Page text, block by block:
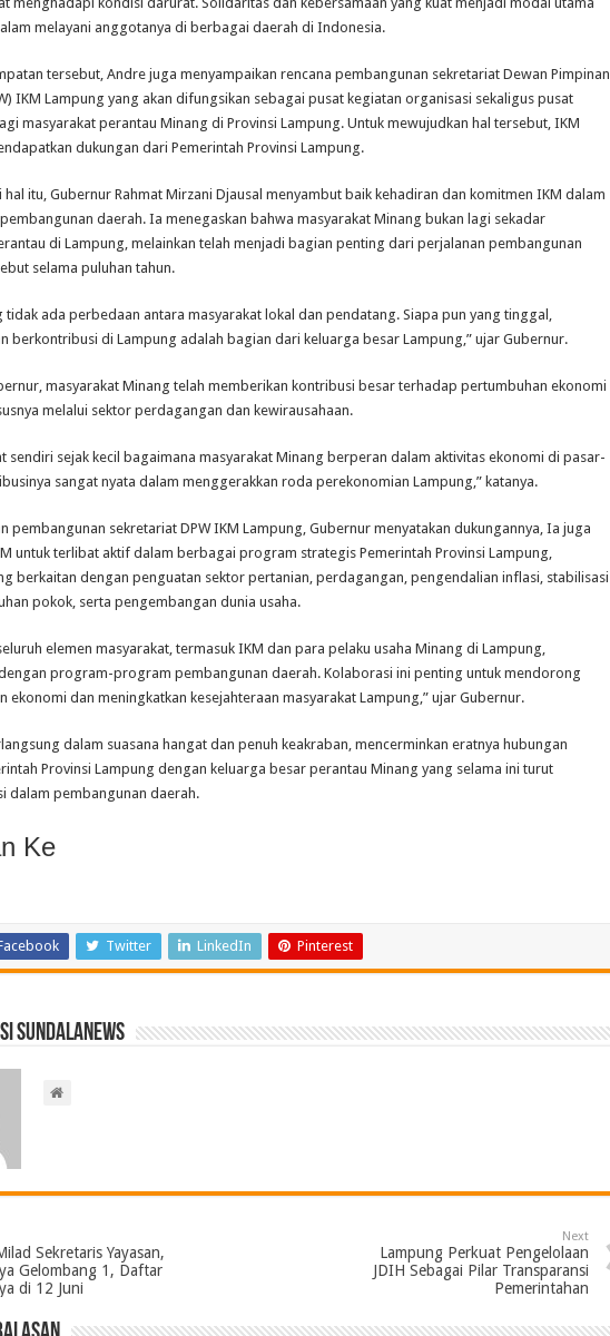
melayani anggotanya di berbagai daerah di Indonesia.
tersebut, Andre juga menyampaikan rencana pembangunan sekretariat Dewan Pimpinan
IKM Lampung yang akan difungsikan sebagai pusat kegiatan organisasi sekaligus pusat
masyarakat perantau Minang di Provinsi Lampung. Untuk mewujudkan hal tersebut, IKM
dukungan dari Pemerintah Provinsi Lampung.
itu, Gubernur Rahmat Mirzani Djausal menyambut baik kehadiran dan komitmen IKM dalam
daerah. Ia menegaskan bahwa masyarakat Minang bukan lagi sekadar
di Lampung, melainkan telah menjadi bagian penting dari perjalanan pembangunan
selama puluhan tahun.
tidak ada perbedaan antara masyarakat lokal dan pendatang. Siapa pun yang tinggal,
berkontribusi di Lampung adalah bagian dari keluarga besar Lampung,” ujar Gubernur.
masyarakat Minang telah memberikan kontribusi besar terhadap pertumbuhan ekonomi
melalui sektor perdagangan dan kewirausahaan.
sendiri sejak kecil bagaimana masyarakat Minang berperan dalam aktivitas ekonomi di pasar-
sangat nyata dalam menggerakkan roda perekonomian Lampung,” katanya.
pembangunan sekretariat DPW IKM Lampung, Gubernur menyatakan dukungannya, Ia juga
untuk terlibat aktif dalam berbagai program strategis Pemerintah Provinsi Lampung,
berkaitan dengan penguatan sektor pertanian, perdagangan, pengendalian inflasi, stabilisasi
pokok, serta pengembangan dunia usaha.
elemen masyarakat, termasuk IKM dan para pelaku usaha Minang di Lampung,
program-program pembangunan daerah. Kolaborasi ini penting untuk mendorong
ekonomi dan meningkatkan kesejahteraan masyarakat Lampung,” ujar Gubernur.
dalam suasana hangat dan penuh keakraban, mencerminkan eratnya hubungan
Provinsi Lampung dengan keluarga besar perantau Minang yang selama ini turut
dalam pembangunan daerah.
Ke
Twitter LinkedIn Pinterest
Sundalanews
Sekretaris Yayasan,
Gelombang 1, Daftar
di 12 Juni
Next
Lampung Perkuat Pengelolaan
JDIH Sebagai Pilar Transparansi
Pemerintahan